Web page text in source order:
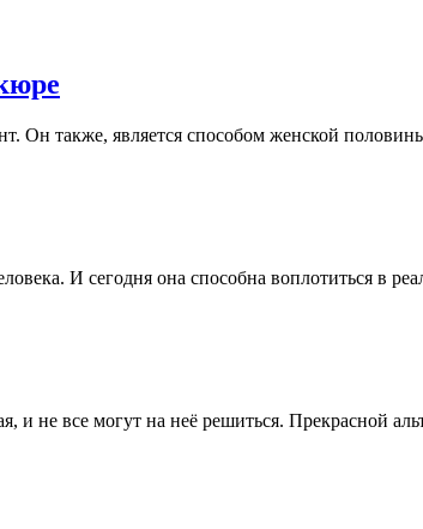
также, является способом женской половины
И сегодня она способна воплотиться в
не все могут на неё решиться. Прекрасной